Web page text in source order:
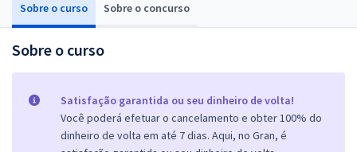
Sobre o curso Sobre o concurso
Sobre o curso
Satisfação garantida ou seu dinheiro de volta!
Você poderá efetuar o cancelamento e obter 100% do
dinheiro de volta em até 7 dias. Aqui, no Gran, é